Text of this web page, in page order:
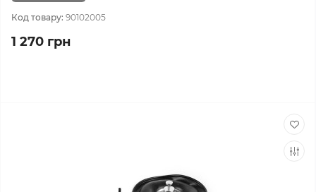
Код товару: 90102005
1 270 грн